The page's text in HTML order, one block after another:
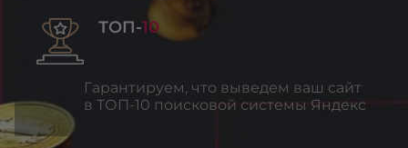
ТОП-10
Гарантируем, что выведем ваш сайт
в ТОП-10 поисковой системы Яндекс